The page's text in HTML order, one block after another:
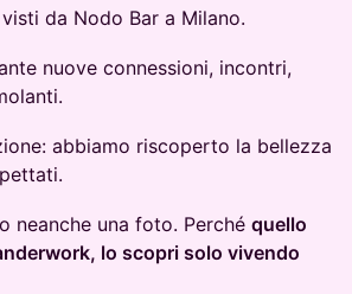
da Nodo Bar a Milano.
nuove connessioni, incontri,
abbiamo riscoperto la bellezza
neanche una foto. Perché quello
lo scopri solo vivendo